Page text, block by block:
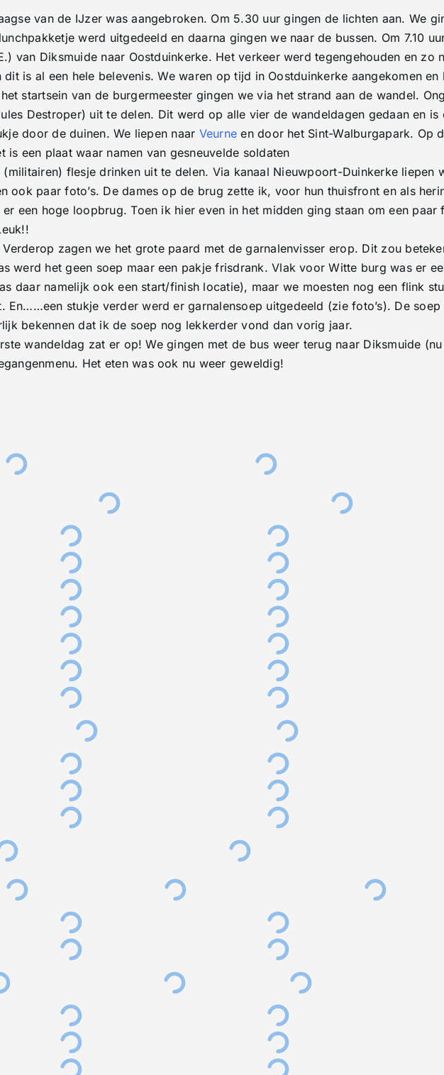
IJzer
te
België
van de IJzer was aangebroken. Om 5.30 uur gingen de lichten aan. We
werd uitgedeeld en daarna gingen we naar de bussen. Om 7.10
van Diksmuide naar Oostduinkerke. Het verkeer werd tegengehouden en zo
is al een hele belevenis. We waren op tijd in Oostduinkerke aangekomen
startsein van de burgermeester gingen we via het strand aan de wandel.
Destroper) uit te delen. Dit werd op alle vier de wandeldagen gedaan en is
door de duinen. We liepen naar Veurne en door het Sint-Walburgapark. Op
is een plaat waar namen van gesneuvelde soldaten
flesje drinken uit te delen. Via kanaal Nieuwpoort-Duinkerke liepen
ook paar foto’s. De dames op de brug zette ik, voor hun thuisfront en als
een hoge loopbrug. Toen ik hier even in het midden ging staan om een paar
zagen we het grote paard met de garnalenvisser erop. Dit zou
werd het geen soep maar een pakje frisdrank. Vlak voor Witte burg was er
daar namelijk ook een start/finish locatie), maar we moesten nog een flink
En……een stukje verder werd er garnalensoep uitgedeeld (zie foto’s). De
bekennen dat ik de soep nog lekkerder vond dan vorig jaar.
wandeldag zat er op! We gingen met de bus weer terug naar Diksmuide
Het eten was ook nu weer geweldig!